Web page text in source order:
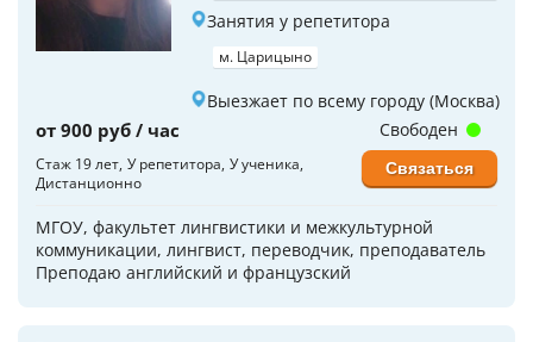
Занятия у репетитора
м. Царицыно
Выезжает по всему городу (Москва)
от 900 руб / час
Стаж 19 лет У репетитора У ученика
Дистанционно
МГОУ, факультет лингвистики и межкультурной
коммуникации, лингвист, переводчик, преподаватель
Преподаю английский и французский
Свободен
Связаться